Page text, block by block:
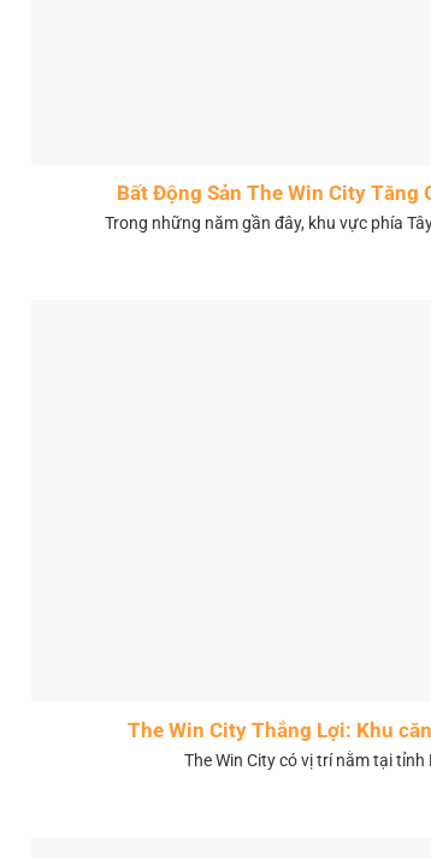
Bất Động Sản The Win City Tăng
Trong những năm gần đây, khu vực phía
The Win City Thắng Lợi: Khu
The Win City có vị trí nằm tại